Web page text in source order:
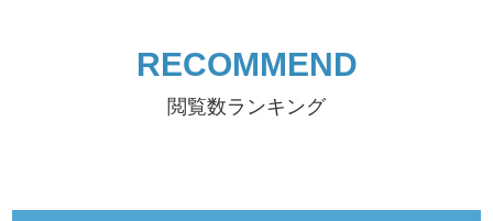
RECOMMEND
閲覧数ランキング